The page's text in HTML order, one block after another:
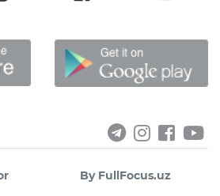
By FullFocus.uz